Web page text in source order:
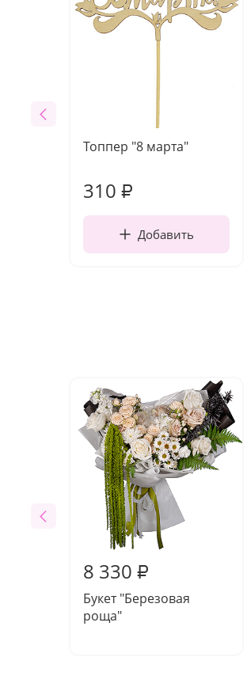
Топпер "8 марта"
310 ₽
Добавить
8 330 ₽
Букет "Березовая
роща"